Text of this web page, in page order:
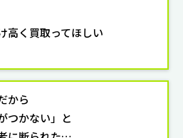
高く買取ってほしい
から
つかない」と